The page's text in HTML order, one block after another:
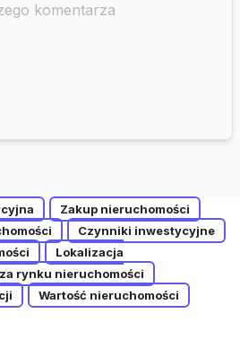
komentarza
Zakup nieruchomości
Czynniki inwestycyjne
Lokalizacja
rynku nieruchomości
Wartość nieruchomości